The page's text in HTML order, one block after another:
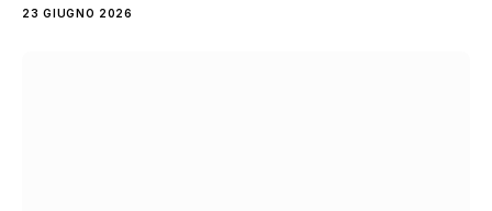
23 GIUGNO 2026